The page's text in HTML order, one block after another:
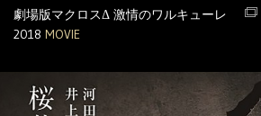
劇場版マクロスΔ 激情のワルキューレ
2018 MOVIE